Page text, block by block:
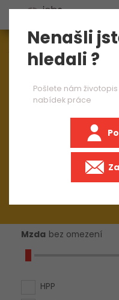
Aktuálně1545
Mzda bez omezení
HPP
Nenašli
hledali ?
Pošlete nám
nabídek práce